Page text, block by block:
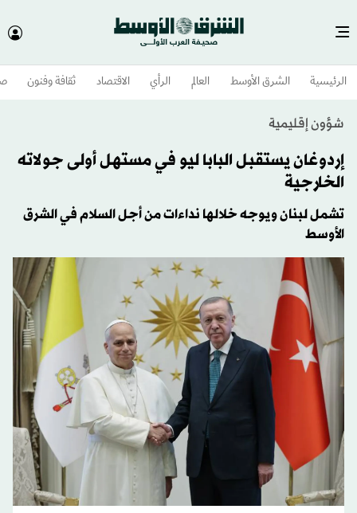
الرئيسية الشرق الأوسط​ العالم الرأي الاقتصاد ثقافة وفنون
شؤون إقليمية
إردوغان يستقبل البابا ليو في مستهل أولى جولاته
الخارجية
تشمل لبنان ويوجه خلالها نداءات من أجل السلام في الشرق
الأوسط